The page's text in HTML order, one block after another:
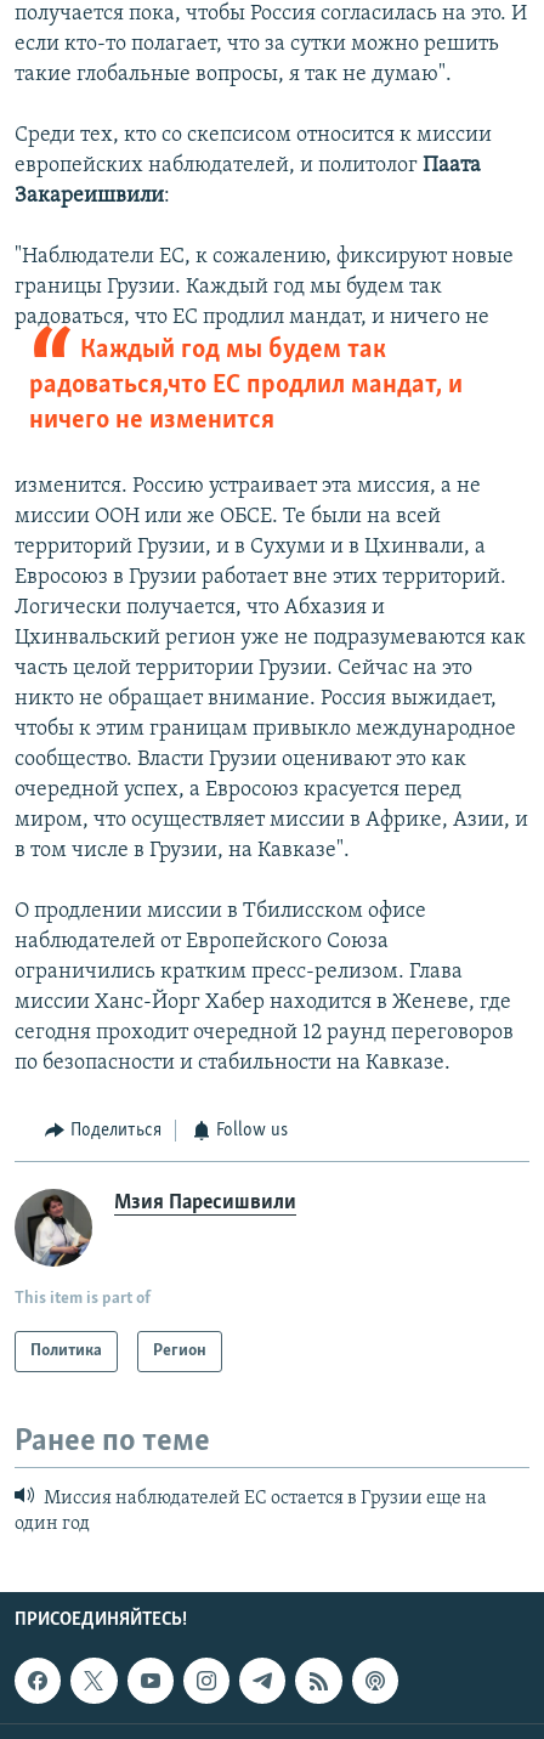
получается пока, чтобы Россия согласилась на это. И
если кто-то полагает, что за сутки можно решить
такие глобальные вопросы, я так не думаю".
Среди тех, кто со скепсисом относится к миссии
европейских наблюдателей, и политолог Паата
Закареишвили:
"Наблюдатели ЕС, к сожалению, фиксируют новые
границы Грузии. Каждый год мы будем так
радоваться, что ЕС продлил мандат, и
Каждый год мы будем так
радоваться,что ЕС продлил мандат, и
ничего не изменится
ничего не
изменится. Россию устраивает эта миссия, а не
миссии ООН или же ОБСЕ. Те были на всей
территорий Грузии, и в Сухуми и в Цхинвали, а
Евросоюз в Грузии работает вне этих территорий.
Логически получается, что Абхазия и
Цхинвальский регион уже не подразумеваются как
часть целой территории Грузии. Сейчас на это
никто не обращает внимание. Россия выжидает,
чтобы к этим границам привыкло международное
сообщество. Власти Грузии оценивают это как
очередной успех, а Евросоюз красуется перед
миром, что осуществляет миссии в Африке, Азии, и
в том числе в Грузии, на Кавказе".
О продлении миссии в Тбилисском офисе
наблюдателей от Европейского Союза
ограничились кратким пресс-релизом. Глава
миссии Ханс-Йорг Хабер находится в Женеве, где
сегодня проходит очередной 12 раунд переговоров
по безопасности и стабильности на Кавказе.
Поделиться Follow us
Мзия Паресишвили
This item is part of
Политика Регион
Ранее по теме
Миссия наблюдателей ЕС остается в Грузии еще на
один год
ПРИСОЕДИНЯЙТЕСЬ!